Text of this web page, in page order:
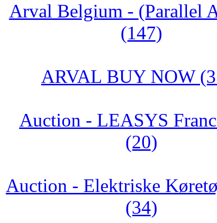
Arval Belgium - (Parallel
(147)
ARVAL BUY NOW
Auction - LEASYS
(20)
Auction - Elektriske
(34)